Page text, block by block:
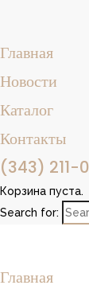
Главная
Новости
Каталог
Контакты
(343) 211-
Корзина пуста.
Search for:
Главная